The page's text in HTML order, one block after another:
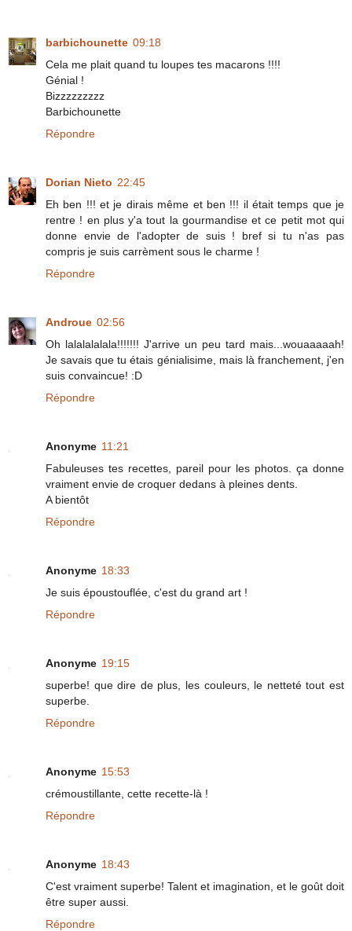
barbichounette 09:18
Cela me plait quand tu loupes tes macarons !!!!
Génial !
Bizzzzzzzzz
Barbichounette
Répondre
Dorian Nieto 22:45
Eh ben !!! et je dirais même et ben !!! il était temps que je
rentre ! en plus y'a tout la gourmandise et ce petit mot qui
donne envie de l'adopter de suis ! bref si tu n'as pas
compris je suis carrèment sous le charme !
Répondre
Androue 02:56
Oh lalalalalala!!!!!!! J'arrive un peu tard mais...wouaaaaah!
Je savais que tu étais génialisime, mais là franchement, j'en
suis convaincue! :D
Répondre
Anonyme 11:21
Fabuleuses tes recettes, pareil pour les photos. ça donne
vraiment envie de croquer dedans à pleines dents.
A bientôt
Répondre
Anonyme 18:33
Je suis époustouflée, c'est du grand art !
Répondre
Anonyme 19:15
superbe! que dire de plus, les couleurs, le netteté tout est
superbe.
Répondre
Anonyme 15:53
crémoustillante, cette recette-là !
Répondre
Anonyme 18:43
C'est vraiment superbe! Talent et imagination, et le goût doit
être super aussi.
Répondre